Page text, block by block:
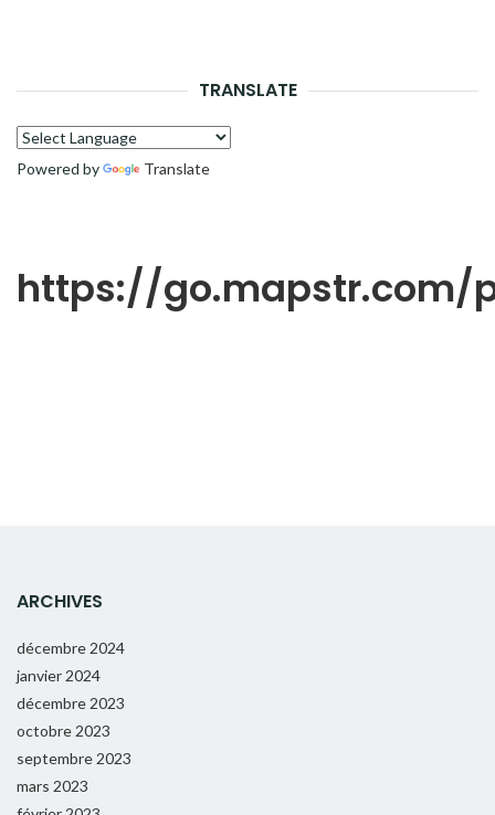
TRANSLATE
Powered by Translate
https://go.mapstr.com/
ARCHIVES
décembre 2024
janvier 2024
décembre 2023
octobre 2023
septembre 2023
mars 2023